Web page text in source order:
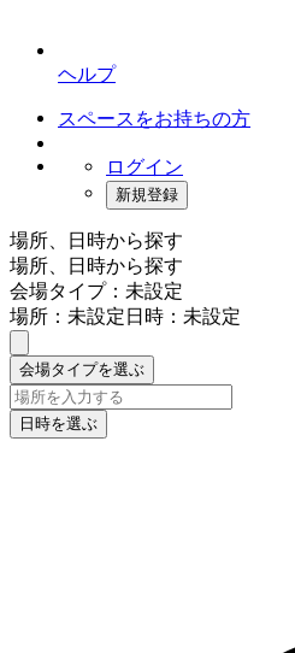
ヘルプ
スペースをお持ちの方
ログイン
新規登録
場所、日時から探す
場所、日時から探す
会場タイプ：未設定
場所：未設定日時：未設定
会場タイプを選ぶ
日時を選ぶ